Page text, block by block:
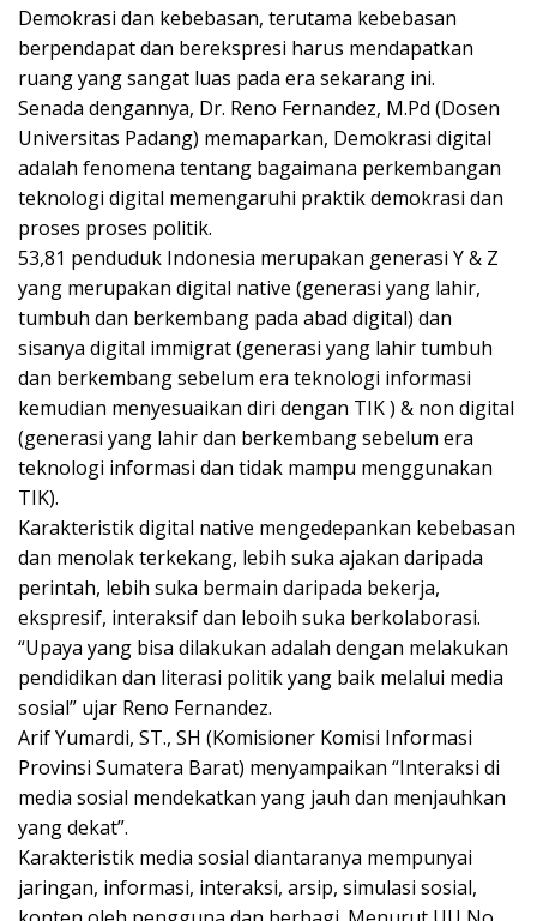
Demokrasi dan kebebasan, terutama kebebasan
berpendapat dan berekspresi harus mendapatkan
ruang yang sangat luas pada era sekarang ini.
Senada dengannya, Dr. Reno Fernandez, M.Pd (Dosen
Universitas Padang) memaparkan, Demokrasi digital
adalah fenomena tentang bagaimana perkembangan
teknologi digital memengaruhi praktik demokrasi dan
proses proses politik.
53,81 penduduk Indonesia merupakan generasi Y & Z
yang merupakan digital native (generasi yang lahir,
tumbuh dan berkembang pada abad digital) dan
sisanya digital immigrat (generasi yang lahir tumbuh
dan berkembang sebelum era teknologi informasi
kemudian menyesuaikan diri dengan TIK ) & non digital
(generasi yang lahir dan berkembang sebelum era
teknologi informasi dan tidak mampu menggunakan
TIK).
Karakteristik digital native mengedepankan kebebasan
dan menolak terkekang, lebih suka ajakan daripada
perintah, lebih suka bermain daripada bekerja,
ekspresif, interaksif dan leboih suka berkolaborasi.
“Upaya yang bisa dilakukan adalah dengan melakukan
pendidikan dan literasi politik yang baik melalui media
sosial” ujar Reno Fernandez.
Arif Yumardi, ST., SH (Komisioner Komisi Informasi
Provinsi Sumatera Barat) menyampaikan “Interaksi di
media sosial mendekatkan yang jauh dan menjauhkan
yang dekat”.
Karakteristik media sosial diantaranya mempunyai
jaringan, informasi, interaksi, arsip, simulasi sosial,